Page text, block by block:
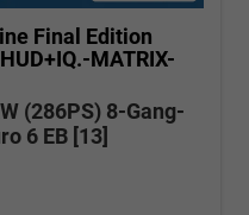
Final Edition
MATRIX-
(286PS) 8-Gang-
6 EB [13]